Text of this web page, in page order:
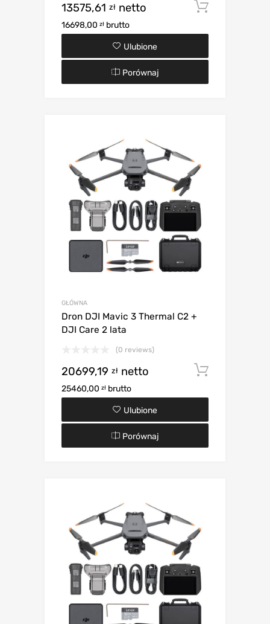
13575,61 zł netto
16698,00 zł brutto
Ulubione
Porównaj
GŁÓWNA
Dron DJI Mavic 3 Thermal C2 +
DJI Care 2 lata
(0 reviews)
20699,19 zł netto
25460,00 zł brutto
Ulubione
Porównaj